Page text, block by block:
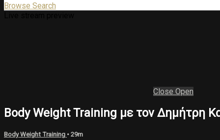
Browse Search
Close Open
Body Weight Training με τον Δημήτρη
Body Weight Training • 29m